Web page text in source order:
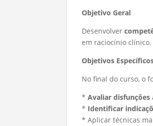
Objetivo Geral
Desenvolver
em raciocínio clínico.
Objetivos
No final do curso, o
*Avaliar
* Identificar
* Aplicar técnicas